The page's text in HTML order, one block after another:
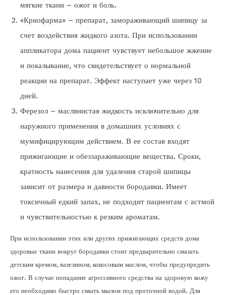
мягкие ткани – ожог и боль.
«Криофарма» – препарат, замораживающий шипицу за
счет воздействия жидкого азота. При использовании
аппликатора дома пациент чувствует небольшое жжение
и покалывание, что свидетельствует о нормальной
реакции на препарат. Эффект наступает уже через 10
дней.
Ферезол – маслянистая жидкость исключительно для
наружного применения в домашних условиях с
мумифицирующим действием. В ее состав входят
прижигающие и обеззараживающие вещества. Сроки,
кратность нанесения для удаления старой шипицы
зависит от размера и давности бородавки. Имеет
токсичный едкий запах, не подходит пациентам с астмой
и чувствительностью к резким ароматам.
При использовании этих или других прижигающих средств дома
здоровые ткани вокруг бородавки стоит предварительно смазать
детским кремом, вазелином, кокосовым маслом, чтобы предупредить
ожог. В случае попадание агрессивного средства на здоровую кожу
его необходимо быстро смыть мылом под проточной водой. Для